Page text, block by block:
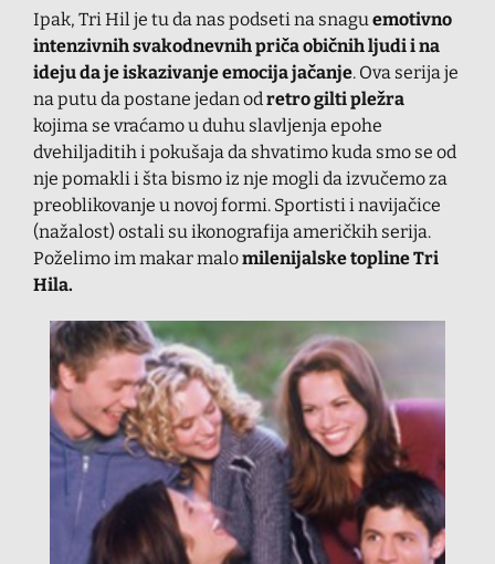
Ipak, Tri Hil je tu da nas podseti na snagu emotivno
intenzivnih svakodnevnih priča običnih ljudii na
ideju da je iskazivanje emocija jačanje. Ova serija je
na putu da postane jedan od retro gilti pležra
kojima se vraćamo u duhu slavljenja epohe
dvehiljaditih i pokušaja da shvatimo kuda smo se od
nje pomakli i šta bismo iz nje mogli da izvučemo za
preoblikovanje u novoj formi. Sportisti i navijačice
(nažalost) ostali su ikonografija američkih serija.
Poželimo im makar malomilenijalske topline Tri
Hila.